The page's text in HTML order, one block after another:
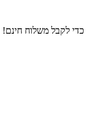
כדי לקבל משלוח חינם!